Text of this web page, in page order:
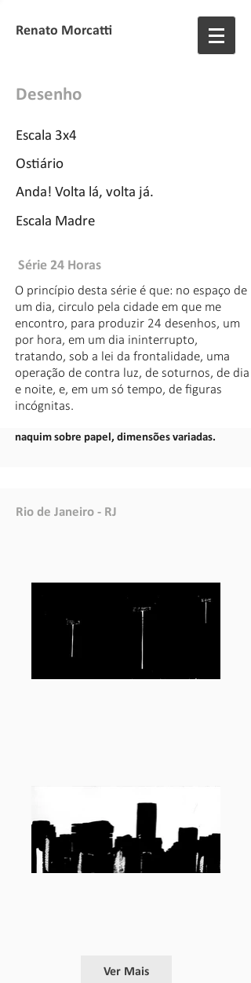
Renato Morcatti
Desenho
Escala 3x4
Ostiário
Anda! Volta lá, volta já.
Escala Madre
Série 24 Horas
O princípio desta série é que: no espaço de
um dia, circulo pela cidade em que me
encontro, para produzir 24 desenhos, um
por hora, em um dia ininterrupto,
tratando, sob a lei da frontalidade, uma
operação de contra luz, de soturnos, de dia
e noite, e, em um só tempo, de figuras
incógnitas.
naquim sobre papel, dimensões variadas.
Rio de Janeiro - RJ
Ver Mais